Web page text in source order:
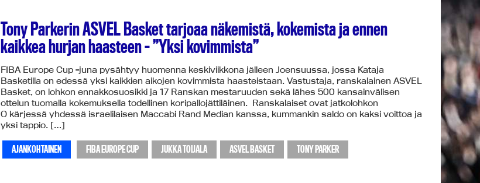
Tony Parkerin ASVEL Basket tarjoaa näkemistä, kokemista ja ennen
kaikkea hurjan haasteen – ”Yksi kovimmista”
FIBA Europe Cup -juna pysähtyy huomenna keskiviikkona jälleen Joensuussa, jossa Kataja
Basketilla on edessä yksi kaikkien aikojen kovimmista haasteistaan. Vastustaja, ranskalainen ASVEL
Basket, on lohkon ennakkosuosikki ja 17 Ranskan mestaruuden sekä lähes 500 kansainvälisen
ottelun tuomalla kokemuksella todellinen koripallojättiläinen. Ranskalaiset ovat jatkolohkon
O kärjessä yhdessä israelilaisen Maccabi Rand Median kanssa, kummankin saldo on kaksi voittoa ja
yksi tappio. […]
AJANKOHTAINEN FIBA EUROPE CUP JUKKA TOIJALA ASVEL BASKET TONY PARKER